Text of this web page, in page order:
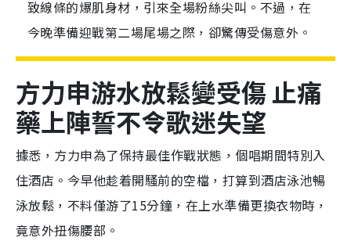
致線條的爆肌身材，引來全場粉絲尖叫。不過，在
今晚準備迎戰第二場尾場之際，卻驚傳受傷意外。
方力申游水放鬆變受傷 止痛
藥上陣誓不令歌迷失望
據悉，方力申為了保持最佳作戰狀態，個唱期間特別入
住酒店。今早他趁着開騷前的空檔，打算到酒店泳池暢
泳放鬆，不料僅游了15分鐘，在上水準備更換衣物時，
竟意外扭傷腰部。